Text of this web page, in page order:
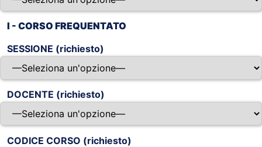
I - CORSO FREQUENTATO
SESSIONE (richiesto)
DOCENTE (richiesto)
CODICE CORSO (richiesto)